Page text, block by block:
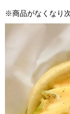
※商品がなくなり